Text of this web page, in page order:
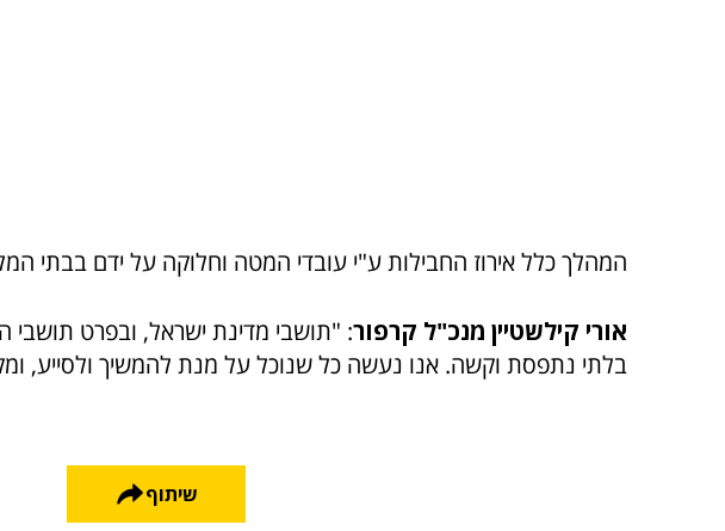
המהלך כלל אירוז החבילות ע"י עובדי המטה וחלוקה על ידם בבתי
אורי קילשטיין מנכ"ל קרפור: "תושבי מדינת ישראל, ובפרט תושבי
בלתי נתפסת וקשה. אנו נעשה כל שנוכל על מנת להמשיך ולסייע,
שיתוף